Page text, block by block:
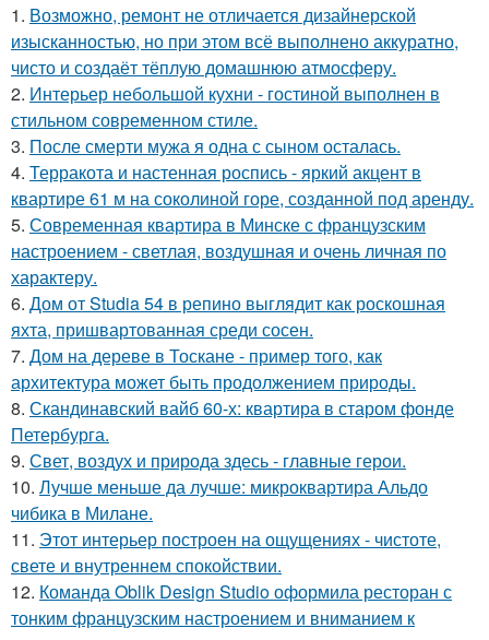
1. Возможно, ремонт не отличается дизайнерской
изысканностью, но при этом всё выполнено аккуратно,
чисто и создаёт тёплую домашнюю атмосферу.
2. Интерьер небольшой кухни - гостиной выполнен в
стильном современном стиле.
3. После смерти мужа я одна с сыном осталась.
4. Терракота и настенная роспись - яркий акцент в
квартире 61 м на соколиной горе, созданной под аренду.
5. Современная квартира в Минске с французским
настроением - светлая, воздушная и очень личная по
характеру.
6. Дом от Studia 54 в репино выглядит как роскошная
яхта, пришвартованная среди сосен.
7. Дом на дереве в Тоскане - пример того, как
архитектура может быть продолжением природы.
8. Скандинавский вайб 60-х: квартира в старом фонде
Петербурга.
9. Свет, воздух и природа здесь - главные герои.
10. Лучше меньше да лучше: микроквартира Альдо
чибика в Милане.
11. Этот интерьер построен на ощущениях - чистоте,
свете и внутреннем спокойствии.
12. Команда Oblik Design Studio оформила ресторан с
тонким французским настроением и вниманием к